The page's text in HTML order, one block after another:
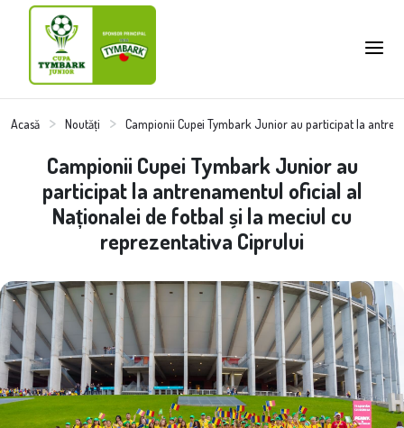
Acasă Noutăți Campionii Cupei Tymbark Junior au participat la
Campionii Cupei Tymbark Junior au
participat la antrenamentul oficial al
Naționalei de fotbal și la meciul cu
reprezentativa Ciprului